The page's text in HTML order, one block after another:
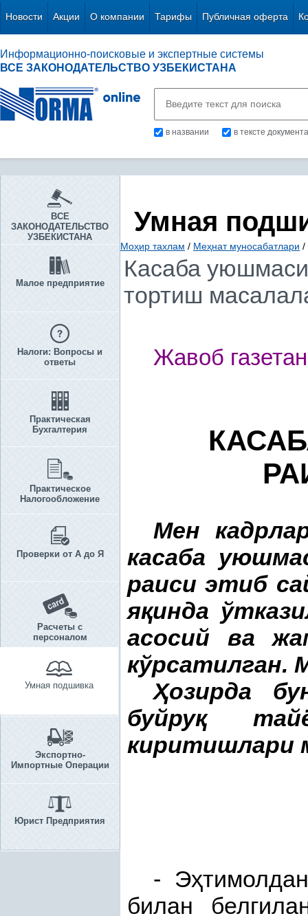
Новости Акции О компании Тарифы Публичная оферта
Информационно-поисковые и экспертные системы
ВСЕ ЗАКОНОДАТЕЛЬСТВО УЗБЕКИСТАНА
в названии в тексте документа
ВСЕ
ЗАКОНОДАТЕЛЬСТВО
УЗБЕКИСТАНА
Малое предприятие
Налоги: Вопросы и
ответы
Практическая
Бухгалтерия
Практическое
Налогообложение
Проверки от А до Я
Расчеты с
персоналом
Умная подшивка
Экспортно-
Импортные Операции
Юрист Предприятия
Умная
Моҳир тахлам / Меҳнат муносабатлари /
Касаба
тортиш
Жавоб
Мен
касаба
раиси этиб
яқинда
асосий ва
Ҳозирда
буйруқ
киритишлари
- Эҳ
билан